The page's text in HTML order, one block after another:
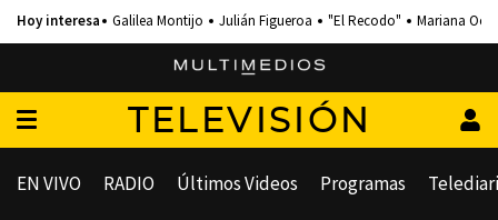
Galilea Montijo Julián Figueroa "El Recodo" Mariana
TELEVISIÓN
EN VIVO RADIO Últimos Videos Programas